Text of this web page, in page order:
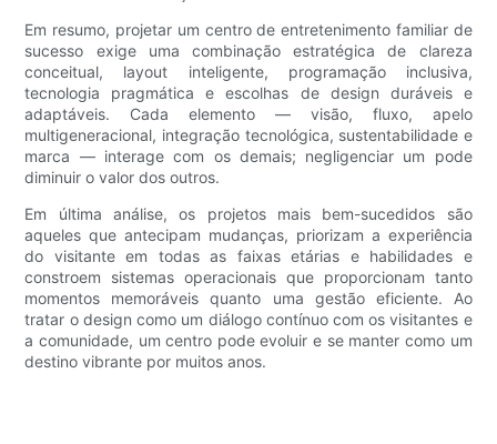
Em resumo, projetar um centro de entretenimento familiar de
sucesso exige uma combinação estratégica de clareza
conceitual, layout inteligente, programação inclusiva,
tecnologia pragmática e escolhas de design duráveis ​​e
adaptáveis. Cada elemento — visão, fluxo, apelo
multigeneracional, integração tecnológica, sustentabilidade e
marca — interage com os demais; negligenciar um pode
diminuir o valor dos outros.
Em última análise, os projetos mais bem-sucedidos são
aqueles que antecipam mudanças, priorizam a experiência
do visitante em todas as faixas etárias e habilidades e
constroem sistemas operacionais que proporcionam tanto
momentos memoráveis ​​quanto uma gestão eficiente. Ao
tratar o design como um diálogo contínuo com os visitantes e
a comunidade, um centro pode evoluir e se manter como um
destino vibrante por muitos anos.